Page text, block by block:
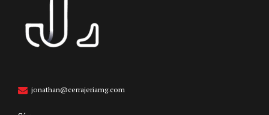
jonathan@cerrajeriamg.com